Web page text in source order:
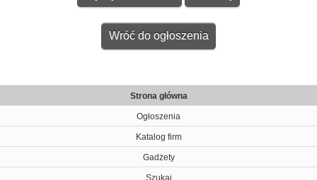
Wróć do ogłoszenia
Strona główna
Ogłoszenia
Katalog firm
Gadżety
Szukaj